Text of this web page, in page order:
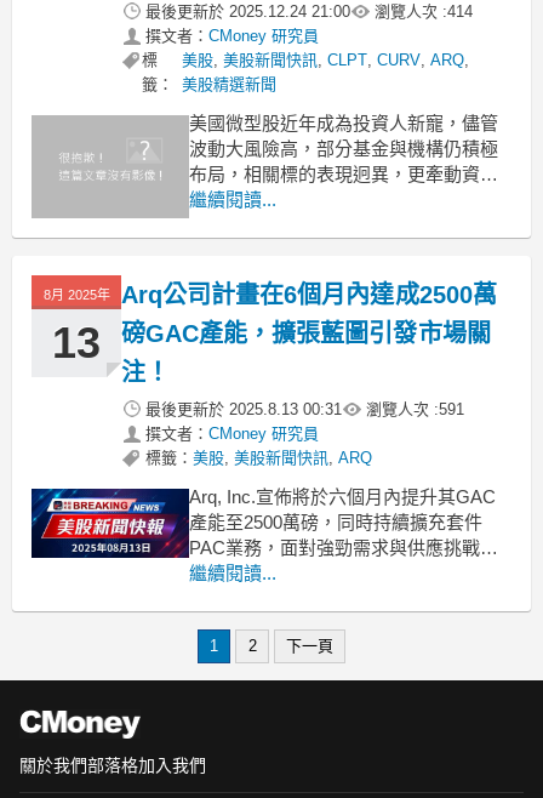
最後更新於 2025.12.24 21:00 瀏覽人次 :414
撰文者： CMoney 研究員
標
籤：
美股,美股新聞快訊,CLPT,CURV,ARQ,
美股精選新聞
美國微型股近年成為投資人新寵，儘管
波動大風險高，部分基金與機構仍積極
布局，相關標的表現迥異，更牽動資金
流向與投資判斷。 .badgeprice-container
display: flex !important;
繼續閱讀...
8月 2025年
13
Arq公司計畫在6個月內達成2500萬
磅GAC產能，擴張藍圖引發市場關
注！
最後更新於 2025.8.13 00:31 瀏覽人次 :591
撰文者： CMoney 研究員
標籤： 美股, 美股新聞快訊, ARQ
Arq, Inc.宣佈將於六個月內提升其GAC
產能至2500萬磅，同時持續擴充套件
PAC業務，面對強勁需求與供應挑戰。
在最近的財報電話會議中，Arq, Inc.首席
GAC生產線，是轉型為可持續獲利環保
繼續閱讀...
1 2 下一頁
關於我們部落格加入我們